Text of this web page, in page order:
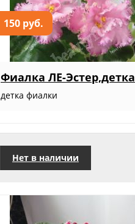
150 руб.
Фиалка ЛЕ-Эстер,детка
детка фиалки
Нет в наличии